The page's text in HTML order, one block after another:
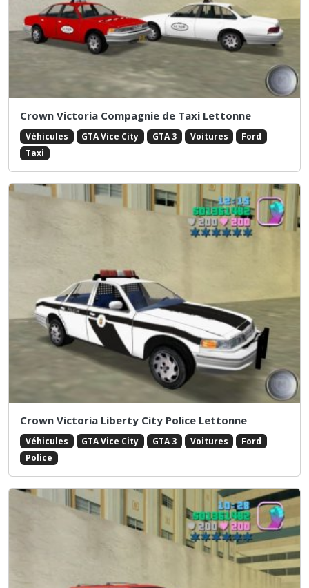
Crown Victoria Compagnie de Taxi Lettonne
Véhicules GTA Vice City GTA 3 Voitures
Ford
Taxi
Crown Victoria Liberty City Police Lettonne
Véhicules GTA Vice City GTA 3 Voitures
Ford
Police